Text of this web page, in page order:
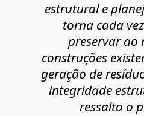
estrutural e
torna cada
preservar ao
construções
geração de
integridade
ressalta o